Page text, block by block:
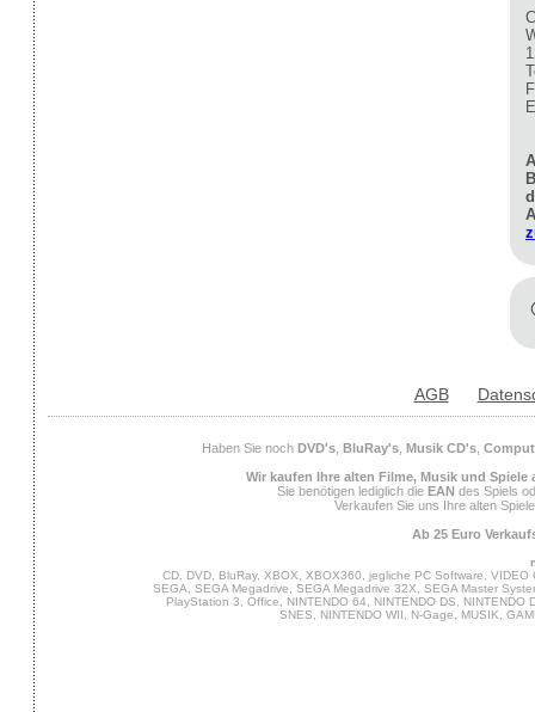
AGB
Haben Sie noch DVD's, BluRay's, Musik CD's,
Wir kaufen Ihre alten Filme, Musik und Spiele
Sie benötigen lediglich die EAN des Spiels
Verkaufen Sie uns Ihre alten
Ab 25 Euro
CD, DVD, BluRay, XBOX, XBOX360, jegliche PC Software,
SEGA, SEGA Megadrive, SEGA Megadrive 32X, SEGA Master
PlayStation 3, Office, NINTENDO 64, NINTENDO DS,
SNES, NINTENDO WII, N-Gage, MUSIK,